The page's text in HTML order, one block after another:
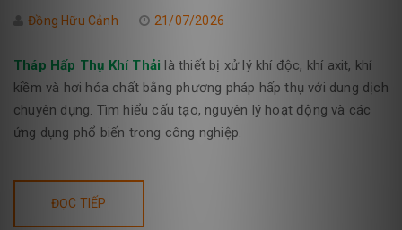
Đồng Hữu Cảnh 21/07/2026
Tháp Hấp Thụ Khí Thải là thiết bị xử lý khí độc, khí axit, khí
kiềm và hơi hóa chất bằng phương pháp hấp thụ với dung dịch
chuyên dụng. Tìm hiểu cấu tạo, nguyên lý hoạt động và các
ứng dụng phổ biến trong công nghiệp.
ĐỌC TIẾP